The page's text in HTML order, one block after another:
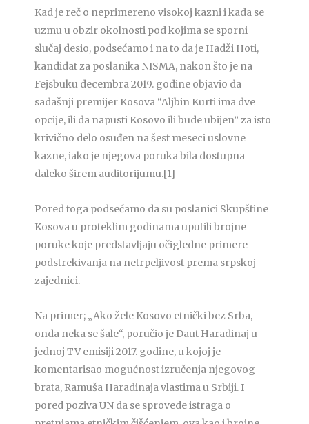
Kad je reč o neprimereno visokoj kazni i kada se
uzmu u obzir okolnosti pod kojima se sporni
slučaj desio, podsećamo i na to da je Hadži Hoti,
kandidat za poslanika NISMA, nakon što je na
Fejsbuku decembra 2019. godine objavio da
sadašnji premijer Kosova “Aljbin Kurti ima dve
opcije, ili da napusti Kosovo ili bude ubijen” za isto
krivično delo osuđen na šest meseci uslovne
kazne, iako je njegova poruka bila dostupna
daleko širem auditorijumu.[1]
Pored toga podsećamo da su poslanici Skupštine
Kosova u proteklim godinama uputili brojne
poruke koje predstavljaju očigledne primere
podstrekivanja na netrpeljivost prema srpskoj
zajednici.
Na primer; „Ako žele Kosovo etnički bez Srba,
onda neka se šale“, poručio je Daut Haradinaj u
jednoj TV emisiji 2017. godine, u kojoj je
komentarisao mogućnost izručenja njegovog
brata, Ramuša Haradinaja vlastima u Srbiji. I
pored poziva UN da se sprovede istraga o